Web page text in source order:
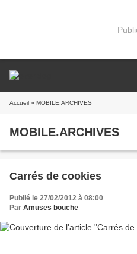
Accueil » MOBILE.ARCHIVES
MOBILE.ARCHIVES
Carrés de cookies
Publié le 27/02/2012 à 08:00
Par Amuses bouche